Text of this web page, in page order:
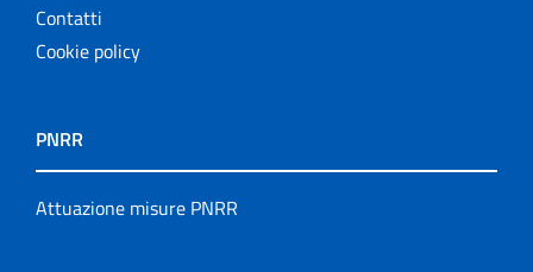
Contatti
Cookie policy
PNRR
Attuazione misure PNRR